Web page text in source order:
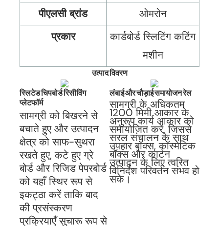
पीएलसी ब्रांड
ओमरोन
प्रकार
कार्डबोर्ड स्लिटिंग कटिंग
मशीन
उत्पाद विवरण
स्लिटेड चिपबोर्ड रिसीविंग
प्लेटफॉर्म
सामग्री को बिखरने से
बचाते हुए और उत्पादन
क्षेत्र को साफ-सुथरा
रखते हुए, कटे हुए ग्रे
बोर्ड और रिजिड पेपरबोर्ड
को यहाँ स्थिर रूप से
इकट्ठा करें ताकि बाद
की प्रसंस्करण
प्रक्रियाएँ सुचारू रूप से
लंबाई और चौड़ाई समायोजन रेल
सामग्री के अधिकतम
1200 मिमी आकार के
अनुरूप कार्य आकार को
समायोजित करें, जिससे
सरल संचालन के साथ
उपहार बॉक्स, कॉस्मेटिक
बॉक्स और कार्टन
उत्पादन के लिए त्वरित
विनिर्देश परिवर्तन संभव हो
सके।